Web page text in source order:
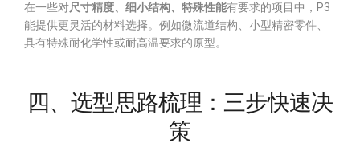
在一些对尺寸精度、细小结构、特殊性能有要求的项目中，P3
能提供更灵活的材料选择。例如微流道结构、小型精密零件、
具有特殊耐化学性或耐高温要求的原型。
四、选型思路梳理：三步快速决
策